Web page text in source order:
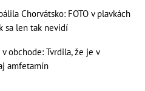
Chorvátsko: FOTO v plavkách
sa len tak nevidí
obchode: Tvrdila, že je v
amfetamín